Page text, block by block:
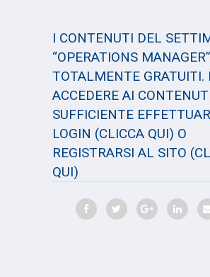
I CONTENUTI DEL
“OPERATIONS
TOTALMENTE GRATUITI.
ACCEDERE AI
SUFFICIENTE
LOGIN (CLICCA QUI) O
REGISTRARSI AL SITO
QUI)